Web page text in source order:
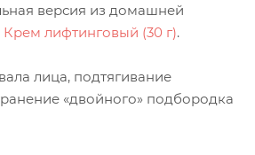
версия из домашней
Крем лифтинговый (30 г).
лица, подтягивание
«двойного» подбородка